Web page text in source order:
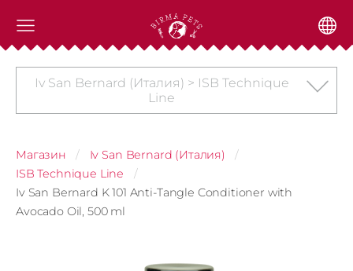
Iv San Bernard (Италия) > ISB Technique
Line
Магазин
Iv San Bernard (Италия)
ISB Technique Line
Iv San Bernard K 101 Anti-Tangle Conditioner with
Avocado Oil, 500 ml